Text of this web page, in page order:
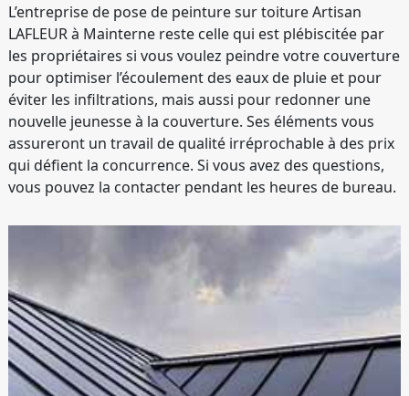
L’entreprise de pose de peinture sur toiture Artisan
LAFLEUR à Mainterne reste celle qui est plébiscitée par
les propriétaires si vous voulez peindre votre couverture
pour optimiser l’écoulement des eaux de pluie et pour
éviter les infiltrations, mais aussi pour redonner une
nouvelle jeunesse à la couverture. Ses éléments vous
assureront un travail de qualité irréprochable à des prix
qui défient la concurrence. Si vous avez des questions,
vous pouvez la contacter pendant les heures de bureau.